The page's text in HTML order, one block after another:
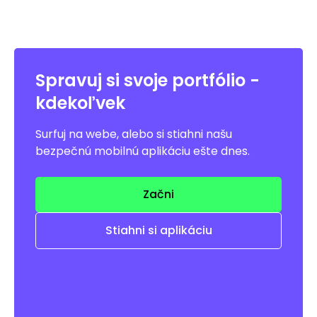
Spravuj si svoje portfólio -
kdekoľvek
Surfuj na webe, alebo si stiahni našu
bezpečnú mobilnú aplikáciu ešte dnes.
Začni
Stiahni si aplikáciu